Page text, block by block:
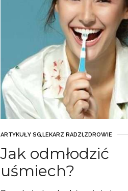
ARTYKUŁY SG,LEKARZ RADZI ,ZDROWIE
Jak odmłodzić
uśmiech?